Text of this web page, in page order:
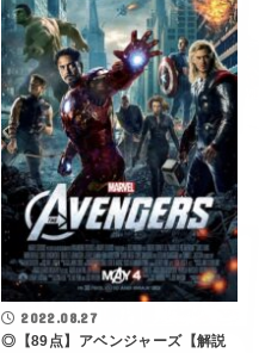
2022.08.27
◎【89点】アベンジャーズ【解説